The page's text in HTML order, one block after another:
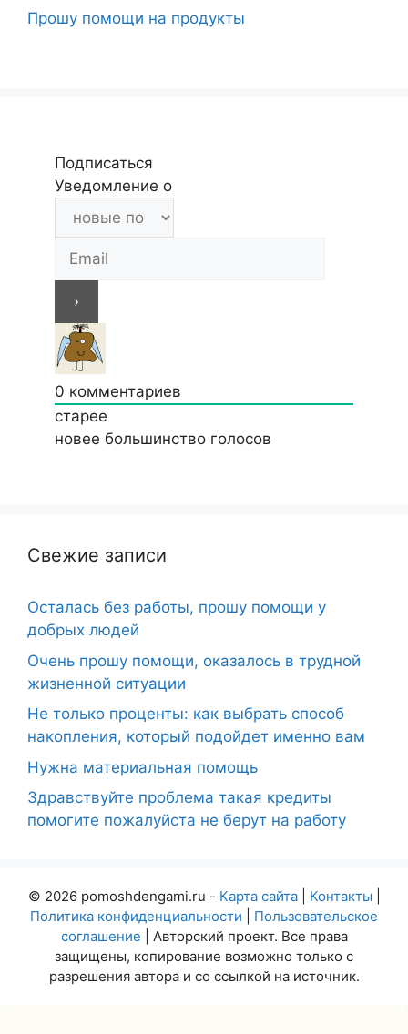
Прошу помощи на продукты
Подписаться
Уведомление о
0 комментариев
старее
новее большинство голосов
Свежие записи
Осталась без работы, прошу помощи у
добрых людей
Очень прошу помощи, оказалось в трудной
жизненной ситуации
Не только проценты: как выбрать способ
накопления, который подойдет именно вам
Нужна материальная помощь
Здравствуйте проблема такая кредиты
помогите пожалуйста не берут на работу
© 2026 pomoshdengami.ru - Карта сайта| Контакты
Политика конфиденциальности
Пользовательское
соглашение | Авторский проект. Все права
защищены, копирование возможно только с
разрешения автора и со ссылкой на источник.